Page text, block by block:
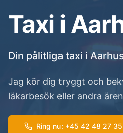
Taxi i
Din pålitliga taxi i
Jag kör dig tryggt och
läkarbesök eller andra
Ring nu: +45 42 48 27 35